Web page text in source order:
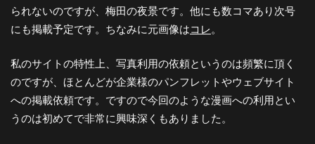
られないのですが、梅田の夜景です。他にも数コマあり次号
にも掲載予定です。ちなみに元画像はコレ 。
私のサイトの特性上、写真利用の依頼というのは頻繁に頂く
のですが、ほとんどが企業様のパンフレットやウェブサイト
への掲載依頼です。ですので今回のような漫画への利用とい
うのは初めてで非常に興味深くもありました。